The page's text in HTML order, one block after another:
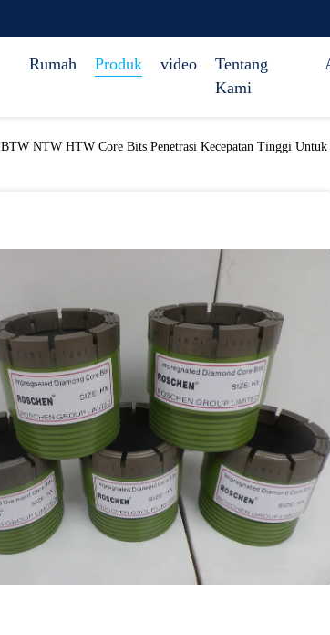
Rumah Produk video
Tentang
Kami
BTW NTW HTW Core Bits Penetrasi Kecepatan Tinggi